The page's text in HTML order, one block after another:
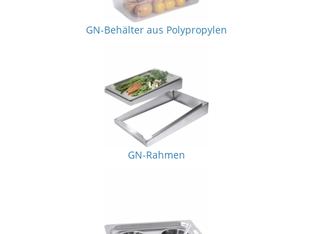
GN-Behälter aus Polypropylen
GN-Rahmen